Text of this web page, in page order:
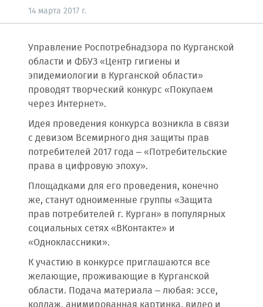
14 марта 2017 г.
Управление Роспотребнадзора по Курганской
области и ФБУЗ «Центр гигиены и
эпидемиологии в Курганской области»
проводят творческий конкурс «Покупаем
через Интернет».
Идея проведения конкурса возникла в связи
с девизом Всемирного дня защиты прав
потребителей 2017 года – «Потребительские
права в цифровую эпоху».
Площадками для его проведения, конечно
же, станут одноименные группы «Защита
прав потребителей г. Курган» в популярных
социальных сетях «ВКонтакте» и
«Одноклассники».
К участию в конкурсе приглашаются все
желающие, проживающие в Курганской
области. Подача материала – любая: эссе,